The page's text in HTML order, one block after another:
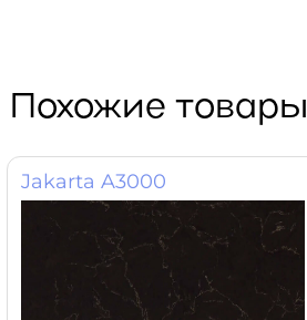
Похожие товары
Jakarta A3000